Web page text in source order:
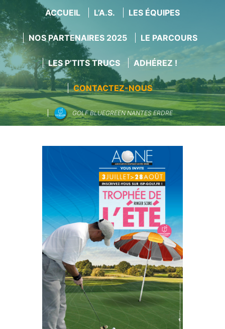
ACCUEIL L’A.S. LES ÉQUIPES
NOS PARTENAIRES 2025 LE PARCOURS
LES P’TITS TRUCS ADHÉREZ !
CONTACTEZ-NOUS
GOLF BLUEGREEN NANTES ERDRE